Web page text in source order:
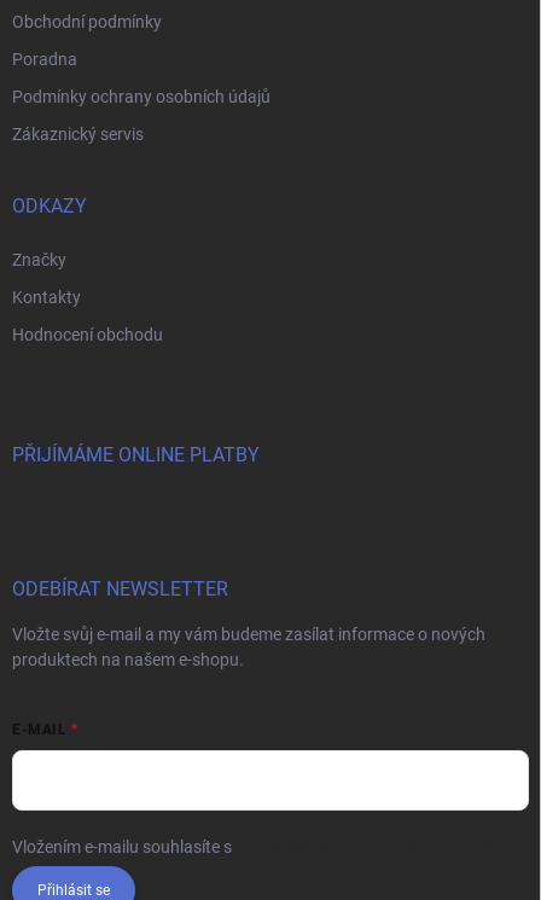
Obchodní podmínky
Poradna
Podmínky ochrany osobních údajů
Zákaznický servis
ODKAZY
Značky
Kontakty
Hodnocení obchodu
PŘIJÍMÁME ONLINE PLATBY
ODEBÍRAT NEWSLETTER
Vložte svůj e-mail a my vám budeme zasílat informace o nových
produktech na našem e-shopu.
E-MAIL
Vložením e-mailu souhlasíte s
Přihlásit se